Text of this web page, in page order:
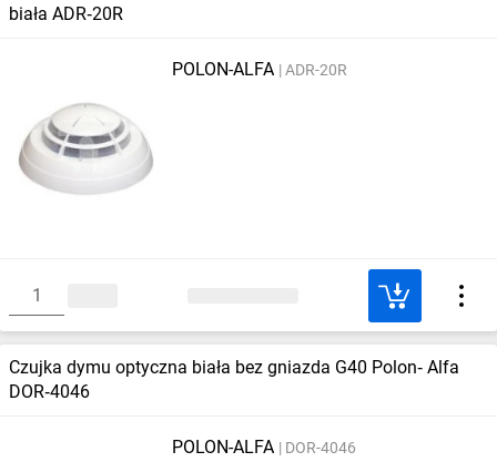
biała ADR‑20R
POLON-ALFA ADR-20R
Czujka dymu optyczna biała bez gniazda G40 Polon‑ Alfa
DOR‑4046
POLON-ALFA DOR-4046